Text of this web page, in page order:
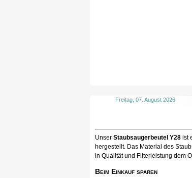
Freitag, 07. August 2026
Unser Staubsaugerbeutel Y28 ist
hergestellt. Das Material des
in Qualität und Filterleistung dem
Beim Einkauf sparen